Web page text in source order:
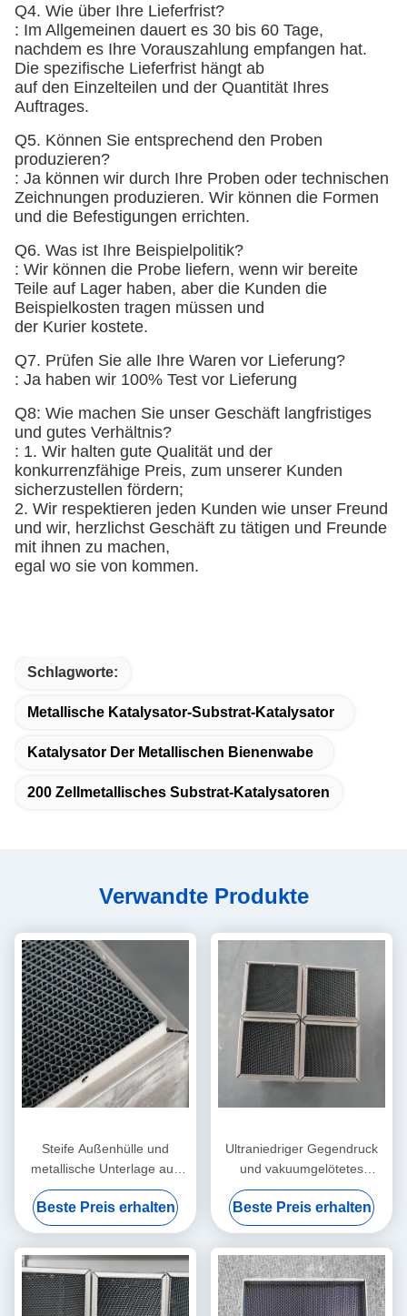
Q4. Wie über Ihre Lieferfrist?
: Im Allgemeinen dauert es 30 bis 60 Tage,
nachdem es Ihre Vorauszahlung empfangen hat.
Die spezifische Lieferfrist hängt ab
auf den Einzelteilen und der Quantität Ihres
Auftrages.
Q5. Können Sie entsprechend den Proben
produzieren?
: Ja können wir durch Ihre Proben oder technischen
Zeichnungen produzieren. Wir können die Formen
und die Befestigungen errichten.
Q6. Was ist Ihre Beispielpolitik?
: Wir können die Probe liefern, wenn wir bereite
Teile auf Lager haben, aber die Kunden die
Beispielkosten tragen müssen und
der Kurier kostete.
Q7. Prüfen Sie alle Ihre Waren vor Lieferung?
: Ja haben wir 100% Test vor Lieferung
Q8: Wie machen Sie unser Geschäft langfristiges
und gutes Verhältnis?
: 1. Wir halten gute Qualität und der
konkurrenzfähige Preis, zum unserer Kunden
sicherzustellen fördern;
2. Wir respektieren jeden Kunden wie unser Freund
und wir, herzlichst Geschäft zu tätigen und Freunde
mit ihnen zu machen,
egal wo sie von kommen.
Schlagworte:
Metallische Katalysator-Substrat-Katalysator
Katalysator Der Metallischen Bienenwabe
200 Zellmetallisches Substrat-Katalysatoren
Verwandte Produkte
Steife Außenhülle und
metallische Unterlage aus
verriegelter Folie für
stationäre
Notfallgeneratoren
Beste Preis erhalten
Ultraniedriger Gegendruck
und vakuumgelötetes
Metallsubstrat für
Industriegasturbinen
Beste Preis erhalten